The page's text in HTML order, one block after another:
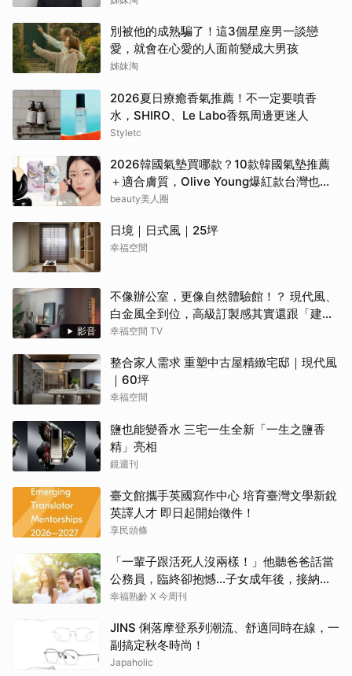
別被他的成熟騙了！這3個星座男一談戀
愛，就會在心愛的人面前變成大男孩
姊妹淘
2026夏日療癒香氣推薦！不一定要噴香
水，SHIRO、Le Labo香氛周邊更迷人
Styletc
2026韓國氣墊買哪款？10款韓國氣墊推薦
＋適合膚質，Olive Young爆紅款台灣也能
買
beauty美人圈
日境｜日式風｜25坪
幸福空間
影音
不像辦公室，更像自然體驗館！？ 現代風、
白金風全到位，高級訂製感其實還跟「建築
腦」有關？！
幸福空間 TV
整合家人需求 重塑中古屋精緻宅邸｜現代風
｜60坪
幸福空間
鹽也能變香水 三宅一生全新「一生之鹽香
精」亮相
鏡週刊
臺文館攜手英國寫作中心 培育臺灣文學新銳
英譯人才 即日起開始徵件！
享民頭條
「一輩子跟活死人沒兩樣！」他聽爸爸話當
公務員，臨終卻抱憾…子女成年後，接納與
欣賞就夠了
幸福熟齡 X 今周刊
JINS 俐落摩登系列潮流、舒適同時在線，一
副搞定秋冬時尚！
Japaholic